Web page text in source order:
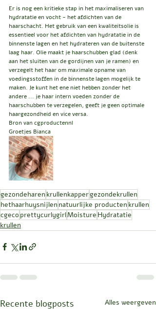
Er is nog een kritieke stap in het maximaliseren van
hydratatie en vocht - het afdichten van de
haarschacht. Het gebruik van een kwaliteitsolie is
essentieel voor het afdichten van hydratatie in de
binnenste lagen en het hydrateren van de buitenste
laag haar. Olie maakt je haarschubben glad (denk
aan het sluiten van de gordijnen van je ramen) en
verzegelt het haar om maximale opname van
voedingsstoffen in de binnenste lagen mogelijk te
maken. Je kunt het ene niet hebben zonder het
andere ... je haar intern voeden zonder de
haarschubben te verzegelen, geeft je geen optimale
haargezondheid en vice versa.
Bron van cgproductennl
Groetjes Bianca
gezondeharen krullenkappergezondekrullen
hethaarhuysnijlen natuurlijke producten krullen
cgeco prettycurlygirlMoisture Hydratatie
krullen
Recente blogposts Alles weergeven